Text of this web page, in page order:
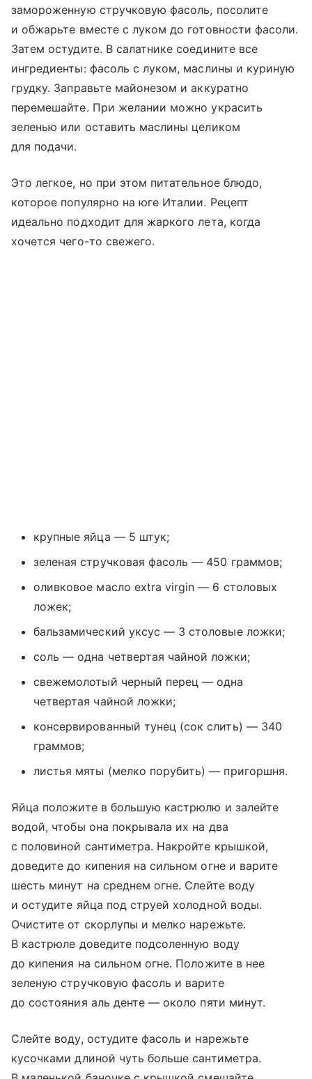
замороженную стручковую фасоль, посолите
и обжарьте вместе с луком до готовности фасоли.
Затем остудите. В салатнике соедините все
ингредиенты: фасоль с луком, маслины и куриную
грудку. Заправьте майонезом и аккуратно
перемешайте. При желании можно украсить
зеленью или оставить маслины целиком
для подачи.
Это легкое, но при этом питательное блюдо,
которое популярно на юге Италии. Рецепт
идеально подходит для жаркого лета, когда
хочется чего-то свежего.
крупные яйца — 5 штук;
зеленая стручковая фасоль — 450 граммов;
оливковое масло extra virgin — 6 столовых
ложек;
бальзамический уксус — 3 столовые ложки;
соль — одна четвертая чайной ложки;
свежемолотый черный перец — одна
четвертая чайной ложки;
консервированный тунец (сок слить) — 340
граммов;
листья мяты (мелко порубить) — пригоршня.
Яйца положите в большую кастрюлю и залейте
водой, чтобы она покрывала их на два
с половиной сантиметра. Накройте крышкой,
доведите до кипения на сильном огне и варите
шесть минут на среднем огне. Слейте воду
и остудите яйца под струей холодной воды.
Очистите от скорлупы и мелко нарежьте.
В кастрюле доведите подсоленную воду
до кипения на сильном огне. Положите в нее
зеленую стручковую фасоль и варите
до состояния аль денте — около пяти минут.
Слейте воду, остудите фасоль и нарежьте
кусочками длиной чуть больше сантиметра.